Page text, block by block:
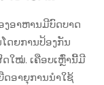
ງອາຫານມີບົດບາດ
ດຍການປ້ອງກັນ
ໃໝ່. ເຄືອບເຫຼົ່ານີ້ມີ
ອາຍຸການນໍາໃຊ້